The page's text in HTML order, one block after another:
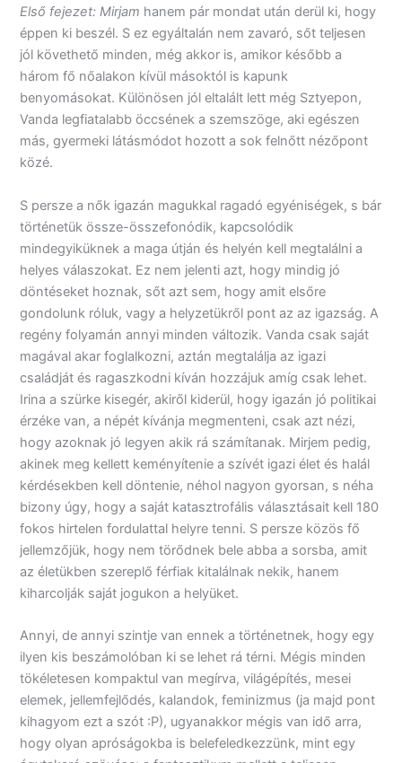
Első fejezet: Mirjam hanem pár mondat után derül ki, hogy
éppen ki beszél. S ez egyáltalán nem zavaró, sőt teljesen
jól követhető minden, még akkor is, amikor később a
három fő nőalakon kívül másoktól is kapunk
benyomásokat. Különösen jól eltalált lett még Sztyepon,
Vanda legfiatalabb öccsének a szemszöge, aki egészen
más, gyermeki látásmódot hozott a sok felnőtt nézőpont
közé.
S persze a nők igazán magukkal ragadó egyéniségek, s bár
történetük össze-összefonódik, kapcsolódik
mindegyiküknek a maga útján és helyén kell megtalálni a
helyes válaszokat. Ez nem jelenti azt, hogy mindig jó
döntéseket hoznak, sőt azt sem, hogy amit elsőre
gondolunk róluk, vagy a helyzetükről pont az az igazság. A
regény folyamán annyi minden változik. Vanda csak saját
magával akar foglalkozni, aztán megtalálja az igazi
családját és ragaszkodni kíván hozzájuk amíg csak lehet.
Irina a szürke kisegér, akiről kiderül, hogy igazán jó politikai
érzéke van, a népét kívánja megmenteni, csak azt nézi,
hogy azoknak jó legyen akik rá számítanak. Mirjem pedig,
akinek meg kellett keményítenie a szívét igazi élet és halál
kérdésekben kell döntenie, néhol nagyon gyorsan, s néha
bizony úgy, hogy a saját katasztrofális választásait kell 180
fokos hirtelen fordulattal helyre tenni. S persze közös fő
jellemzőjük, hogy nem törődnek bele abba a sorsba, amit
az életükben szereplő férfiak kitalálnak nekik, hanem
kiharcolják saját jogukon a helyüket.
Annyi, de annyi szintje van ennek a történetnek, hogy egy
ilyen kis beszámolóban ki se lehet rá térni. Mégis minden
tökéletesen kompaktul van megírva, világépítés, mesei
elemek, jellemfejlődés, kalandok, feminizmus (ja majd pont
kihagyom ezt a szót :P), ugyanakkor mégis van idő arra,
hogy olyan apróságokba is belefeledkezzünk, mint egy